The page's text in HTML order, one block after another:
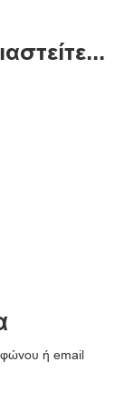
ή email